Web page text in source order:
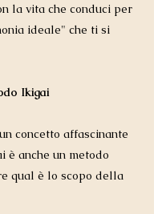
la vita che conduci per
ideale" che ti si
Ikigai
concetto affascinante
è anche un metodo
qual è lo scopo della